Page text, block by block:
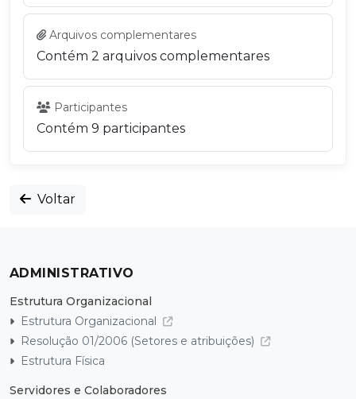
Arquivos complementares
Contém 2 arquivos complementares
Participantes
Contém 9 participantes
Voltar
ADMINISTRATIVO
Estrutura Organizacional
Estrutura Organizacional
Resolução 01/2006 (Setores e atribuições)
Estrutura Física
Servidores e Colaboradores